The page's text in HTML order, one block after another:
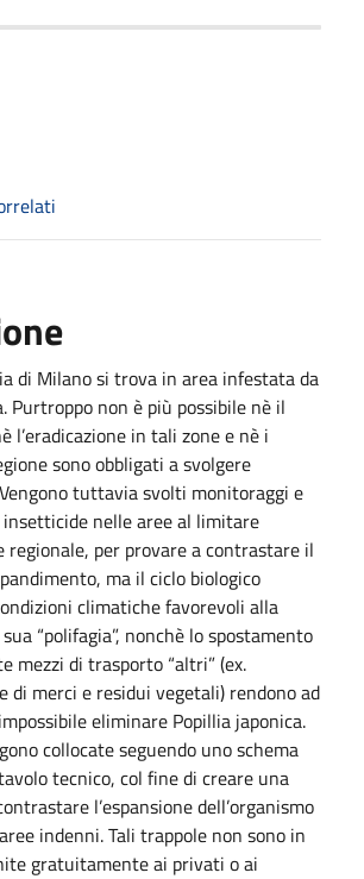
di Milano si trova in area infestata da
Purtroppo non è più possibile nè il
l’eradicazione in tali zone e nè i
sono obbligati a svolgere
tuttavia svolti monitoraggi e
nelle aree al limitare
regionale, per provare a contrastare il
ma il ciclo biologico
climatiche favorevoli alla
“polifagia”, nonchè lo spostamento
mezzi di trasporto “altri” (ex.
di merci e residui vegetali) rendono ad
eliminare Popillia japonica.
collocate seguendo uno schema
tecnico, col fine di creare una
l’espansione dell’organismo
indenni. Tali trappole non sono in
gratuitamente ai privati o ai